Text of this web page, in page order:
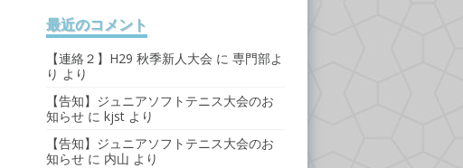
最近のコメント
【連絡２】H29 秋季新人大会 に 専門部よ
り より
【告知】ジュニアソフトテニス大会のお
知らせ に kjst より
【告知】ジュニアソフトテニス大会のお
知らせ に 内山 より